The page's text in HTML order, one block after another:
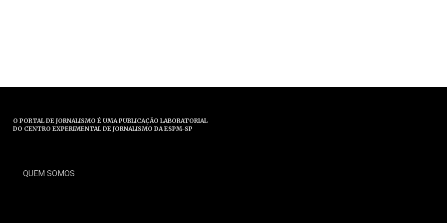
O PORTAL DE JORNALISMO É UMA PUBLICAÇÃO LABORATORIAL
DO CENTRO EXPERIMENTAL DE JORNALISMO DA ESPM-SP
QUEM SOMOS